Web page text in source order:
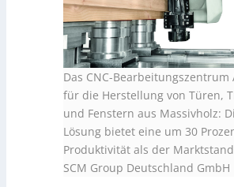
Das CNC-Bearbeitungszentrum
für die Herstellung von Türen,
und Fenstern aus Massivholz:
Lösung bietet eine um 30
Produktivität als der
SCM Group Deutschland GmbH